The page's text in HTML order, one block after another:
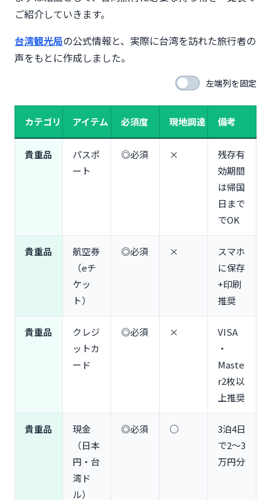
【衣類・服装】季節別おすすめアイテムと具体的な
春（3〜5月）の服装：薄手の長袖＋UV対策
夏（6〜9月）の服装：速乾素材＋冷房対策
秋（10〜11月）の服装：重ね着スタイル
冬（12〜2月）の服装：防寒＋雨対策
靴は歩きやすいスニーカー一択！おすすめ3選
【日用品・衛生用品】2025年最新！ホテルアメニテ
ィ有料化対応
歯ブラシ・歯磨き粉（台湾ホテルは有料化）
シャンプー・ボディソープ（100ml以下の小分け）
スキンケア用品（台湾の気候に合わせた選び方）
ウェットティッシュ・ポケットティッシュ（夜市で
必須）
【医薬品・健康グッズ】台湾で買えない薬と持参必
常備薬（頭痛薬・胃腸薬・風邪薬）
虫除け・かゆみ止め（台湾の蚊は強力）
絆創膏・マスク・目薬
生理用品（日本製がおすすめの理由）
【便利グッズ】台湾旅行が10倍快適になるアイテム
折りたたみ傘・レインコート（突然のスコール対
エコバッグ（台湾はレジ袋有料）
ネックピロー・アイマスク（飛行機で快眠）
圧縮袋・パッキングポーチ（荷物整理の神アイテ
サコッシュ・ミニショルダー（街歩きの相棒）
【食品・お菓子】持っていくと便利な日本の食べ物
ご紹介していきます。
台湾観光局の公式情報と、実際に台湾を訪れた旅行者の
声をもとに作成しました。
左端列を固定
カテゴリ アイテム 必須度 現地調達 備考
貴重品
パスポ
ート
◎必須 ×
残存有
効期間
は帰国
日まで
でOK
貴重品
航空券
（eチ
ケッ
ト）
◎必須 ×
スマホ
に保存
+印刷
推奨
貴重品
クレジ
ットカ
ード
◎必須 ×
VISA
・
Maste
r2枚以
上推奨
貴重品
現金
（日本
円・台
湾ド
ル）
◎必須 ○
3泊4日
で2〜3
万円分